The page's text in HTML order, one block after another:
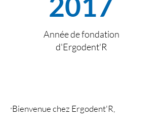
Année de fondation
d'Ergodent'R
"Bienvenue chez Ergodent'R,